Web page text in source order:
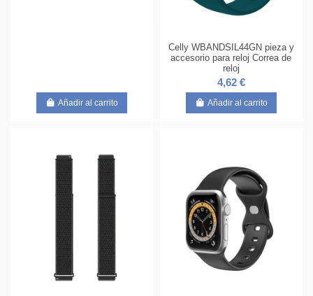
Añadir al carrito
Celly WBANDSIL44GN pieza y
accesorio para reloj Correa de
reloj
4,62 €
Añadir al carrito